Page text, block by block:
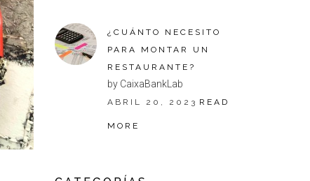
¿CUÁNTO NECESITO
PARA MONTAR UN
RESTAURANTE?
by CaixaBankLab
ABRIL 20, 2023 READ
MORE